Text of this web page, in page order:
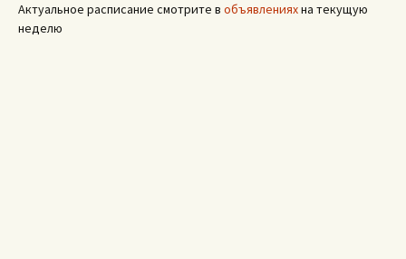
Актуальное расписание смотрите в объявленияхна текущую
неделю